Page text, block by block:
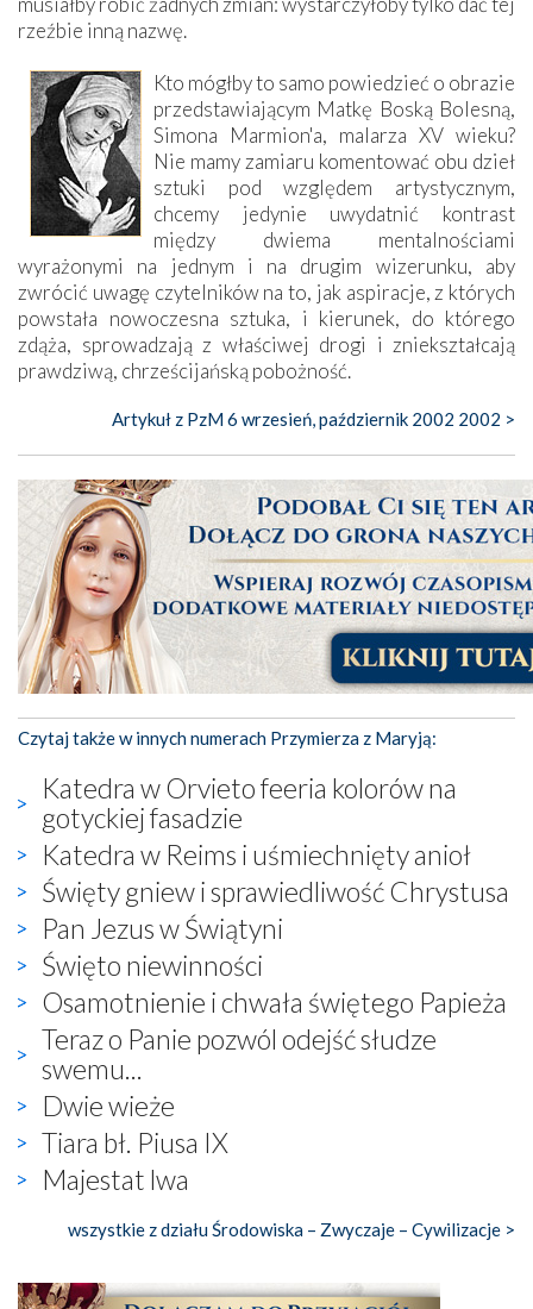
rzeźbie inną nazwę.
Kto mógłby to samo powiedzieć o obrazie
przedstawiającym Matkę Boską Bolesną,
Simona Marmion'a, malarza XV wieku?
Nie mamy zamiaru komentować obu dzieł
sztuki pod względem artystycznym,
chcemy jedynie uwydatnić kontrast
między dwiema mentalnościami
wyrażonymi na jednym i na drugim wizerunku, aby
zwrócić uwagę czytelników na to, jak aspiracje, z których
powstała nowoczesna sztuka, i kierunek, do którego
zdąża, sprowadzają z właściwej drogi i zniekształcają
prawdziwą, chrześcijańską pobożność.
Artykuł z PzM 6 wrzesień, październik 2002 2002 >
Czytaj także w innych numerach Przymierza z Maryją:
Katedra w Orvieto feeria kolorów na
gotyckiej fasadzie
Katedra w Reims i uśmiechnięty anioł
Święty gniew i sprawiedliwość Chrystusa
Pan Jezus w Świątyni
Święto niewinności
Osamotnienie i chwała świętego Papieża
Teraz o Panie pozwól odejść słudze
swemu...
Dwie wieże
Tiara bł. Piusa IX
Majestat lwa
wszystkie z działu Środowiska – Zwyczaje – Cywilizacje >